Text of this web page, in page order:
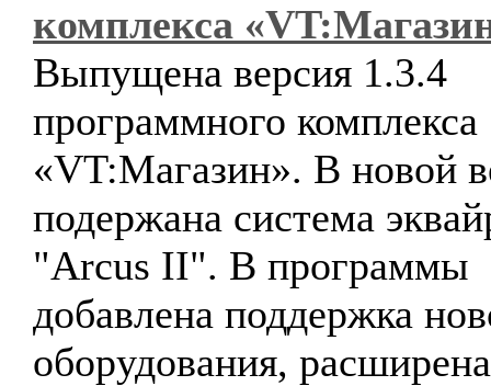
комплекса
Выпущена версия 1.3.4
программного комплекса
«VT:Магазин». В новой
подержана система
"Arcus II". В программы
добавлена поддержка
оборудования,